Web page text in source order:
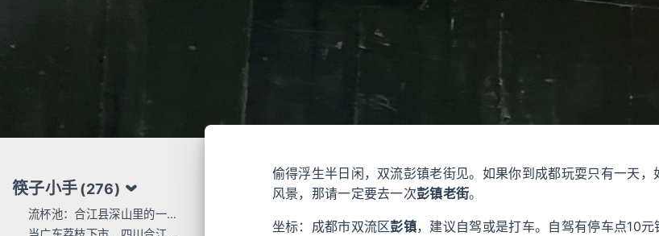
筷子小手(276)
流杯池：合江县深山里的一行东洋刻痕
偷得浮生半日闲，双流彭镇老街见。如果你到成都玩耍只有一天，
风景，那请一定要去一次彭镇老街。
坐标：成都市双流区彭镇，建议自驾或是打车。自驾有停车点10